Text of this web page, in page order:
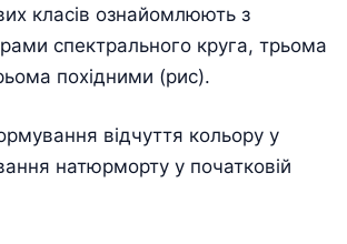
класів ознайомлюють з
спектрального круга, трьома
похідними (рис).